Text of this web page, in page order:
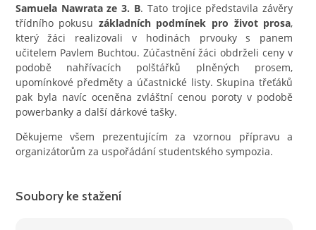
Samuela Nawrata ze 3. B. Tato trojice představila závěry
třídního pokusu základních podmínek pro život prosa,
který žáci realizovali v hodinách prvouky s panem
učitelem Pavlem Buchtou. Zúčastnění žáci obdrželi ceny v
podobě nahřívacích polštářků plněných prosem,
upomínkové předměty a účastnické listy. Skupina třeťáků
pak byla navíc oceněna zvláštní cenou poroty v podobě
powerbanky a další dárkové tašky.
Děkujeme všem prezentujícím za vzornou přípravu a
organizátorům za uspořádání studentského sympozia.
Soubory ke stažení